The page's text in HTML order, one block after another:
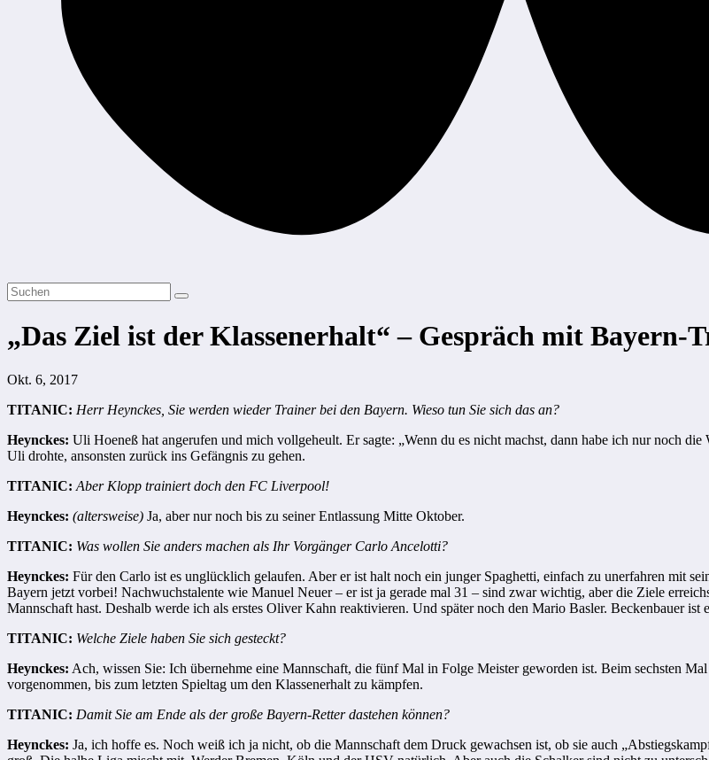
„Das Ziel ist der Klassenerhalt“ – Gespräch mit Bayern-
Okt. 6, 2017
TITANIC: Herr Heynckes, Sie werden wieder Trainer bei den Bayern. Wieso tun Sie sich das an?
Heynckes: Uli Hoeneß hat angerufen und mich vollgeheult. Er sagte: „Wenn du es nicht machst, dann habe ich nur noch
Uli drohte, ansonsten zurück ins Gefängnis zu gehen.
TITANIC: Aber Klopp trainiert doch den FC Liverpool!
Heynckes: (altersweise) Ja, aber nur noch bis zu seiner Entlassung Mitte Oktober.
TITANIC: Was wollen Sie anders machen als Ihr Vorgänger Carlo Ancelotti?
Heynckes: Für den Carlo ist es unglücklich gelaufen. Aber er ist halt noch ein junger Spaghetti, einfach zu unerfahren mit
Bayern jetzt vorbei! Nachwuchstalente wie Manuel Neuer – er ist ja gerade mal 31 – sind zwar wichtig, aber die Ziele
Mannschaft hast. Deshalb werde ich als erstes Oliver Kahn reaktivieren. Und später noch den Mario Basler. Beckenbauer ist
TITANIC: Welche Ziele haben Sie sich gesteckt?
Heynckes: Ach, wissen Sie: Ich übernehme eine Mannschaft, die fünf Mal in Folge Meister geworden ist. Beim sechsten
vorgenommen, bis zum letzten Spieltag um den Klassenerhalt zu kämpfen.
TITANIC: Damit Sie am Ende als der große Bayern-Retter dastehen können?
Heynckes: Ja, ich hoffe es. Noch weiß ich ja nicht, ob die Mannschaft dem Druck gewachsen ist, ob sie auch